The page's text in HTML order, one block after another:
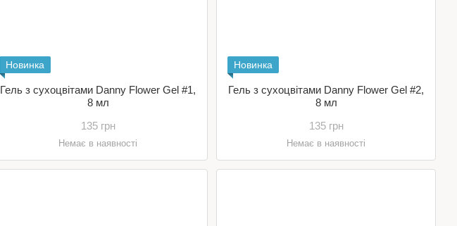
Новинка
Гель з сухоцвітами Danny Flower Gel #1,
8 мл
135 грн
Немає в наявності
Новинка
Гель з сухоцвітами Danny Flower Gel #2,
8 мл
135 грн
Немає в наявності